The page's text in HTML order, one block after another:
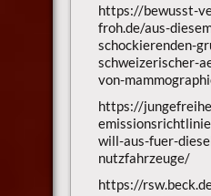
https://bewusst-
froh.de/aus-
schockierenden-
schweizerischer-
von-
https://
will-aus-fuer-
nutzfahrzeuge/
https://